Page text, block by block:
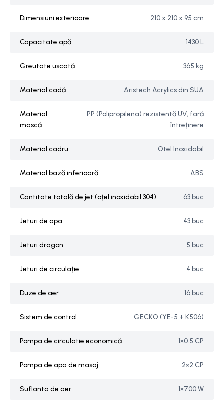
Dimensiuni exterioare 210 x 210 x 95 cm
Capacitate apă 1430 L
Greutate uscată 365 kg
Material cadă Aristech Acrylics din SUA
Material
mască
PP (Polipropilena) rezistentă UV, fară
întreținere
Material cadru Otel Inoxidabil
Material bază inferioară ABS
Cantitate totală de jet (oțel inoxidabil 304) 63 buc
Jeturi de apa 43 buc
Jeturi dragon 5 buc
Jeturi de circulație 4 buc
Duze de aer 16 buc
Sistem de control GECKO (YE-5 + K506)
Pompa de circulatie economică 1×0.5 CP
Pompa de apa de masaj 2×2 CP
Suflanta de aer 1×700 W